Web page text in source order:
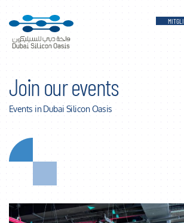
Zum Hauptinhalt springen
DSO Event Calendar - Dubai
Join our events
Events in Dubai Silicon Oasis